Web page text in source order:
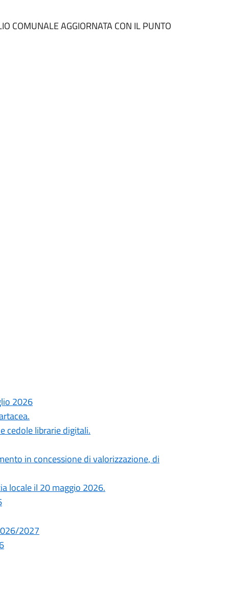
COMUNALE AGGIORNATA CON IL PUNTO
2026
cedole librarie digitali.
in concessione di valorizzazione, di
locale il 20 maggio 2026.
2027